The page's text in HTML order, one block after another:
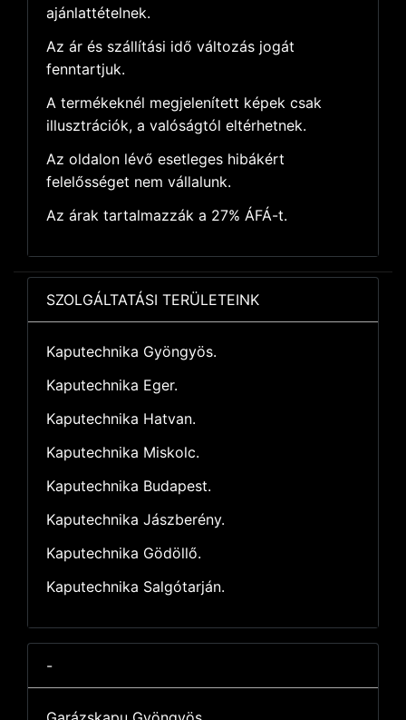
ajánlattételnek.
Az ár és szállítási idő változás jogát
fenntartjuk.
A termékeknél megjelenített képek csak
illusztrációk, a valóságtól eltérhetnek.
Az oldalon lévő esetleges hibákért
felelősséget nem vállalunk.
Az árak tartalmazzák a 27% ÁFÁ-t.
SZOLGÁLTATÁSI TERÜLETEINK
Kaputechnika Gyöngyös.
Kaputechnika Eger.
Kaputechnika Hatvan.
Kaputechnika Miskolc.
Kaputechnika Budapest.
Kaputechnika Jászberény.
Kaputechnika Gödöllő.
Kaputechnika Salgótarján.
-